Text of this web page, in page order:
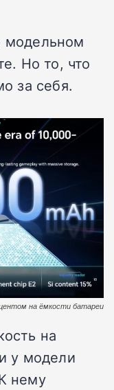
модельном
Но то, что
за себя.
на ёмкости батареи
на
у модели
нему